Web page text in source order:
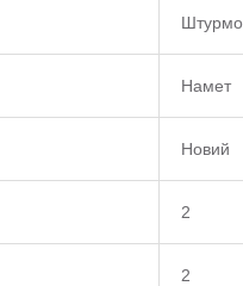
Намет
Новий
2
2